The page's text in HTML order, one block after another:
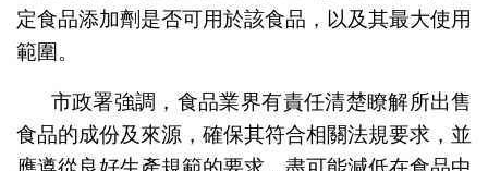
定食品添加劑是否可用於該食品，以及其最大使用
範圍。
市政署強調，食品業界有責任清楚瞭解所出售
食品的成份及來源，確保其符合相關法規要求，並